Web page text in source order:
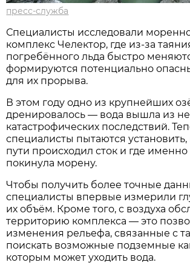
пресс-служба
Специалисты исследовали
комплекс Челектор, где из-за
погребённого льда быстро
формируются потенциально
для их прорыва.
В этом году одно из крупнейших
дренировалось — вода вышла из
катастрофических последствий.
специалисты пытаются установить,
пути происходил сток и где именно
покинула морену.
Чтобы получить более точные
специалисты впервые измерили
их объём. Кроме того, с воздуха
территорию комплекса — это
изменения рельефа, связанные с
поискать возможные подземные
которым может уходить вода.